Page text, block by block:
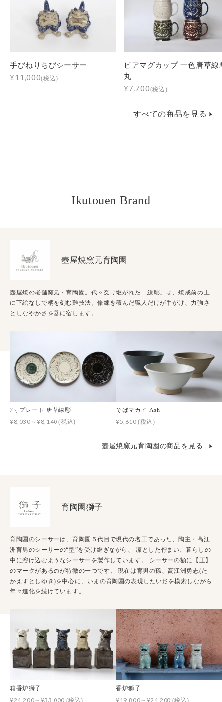
手びねりちびシーサー
¥11,000(税込)
ビアマグカップ 一色唐草線
丸
¥7,700(税込)
すべての商品を見る
Ikutouen Brand
壺屋焼窯元育陶園
壺屋焼の老舗窯元・育陶園。代々受け継がれた「線彫」は、焼成前の土
に下絵なしで柄を刻む難技法。修練を積んだ職人だけが手がけ、力強さ
としなやかさを器に宿します。
7寸プレート 唐草線彫
¥8,030～¥8,140(税込)
そばマカイ Ash
¥5,610(税込)
壺屋焼窯元育陶園の商品を見る
育陶園獅子
育陶園のシーサーは、育陶園５代目で現代の名工であった、陶主・高江
洲育男のシーサーの“型”を受け継ぎながら、 凜とした佇まい、暮らしの
中に溶け込むようなシーサーを製作しています。 シーサーの額に【王】
のマークがあるのが特徴の一つです。 現在は育男の孫、高江洲勇志(た
かえすとしゆき)を中心に、いまの育陶園の表現したい形を模索しながら
年々進化を続けています。
箱香炉獅子
¥24,200～¥33,000 (税込)
香炉獅子
¥19,800～¥24,200 (税込)